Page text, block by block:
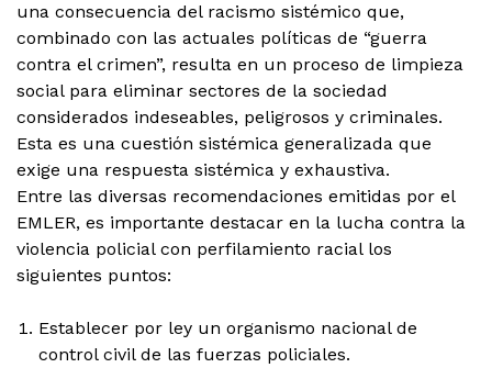
una consecuencia del racismo sistémico que,
combinado con las actuales políticas de “guerra
contra el crimen”, resulta en un proceso de limpieza
social para eliminar sectores de la sociedad
considerados indeseables, peligrosos y criminales.
Esta es una cuestión sistémica generalizada que
exige una respuesta sistémica y exhaustiva.
Entre las diversas recomendaciones emitidas por el
EMLER, es importante destacar en la lucha contra la
violencia policial con perfilamiento racial los
siguientes puntos:
Establecer por ley un organismo nacional de
control civil de las fuerzas policiales.